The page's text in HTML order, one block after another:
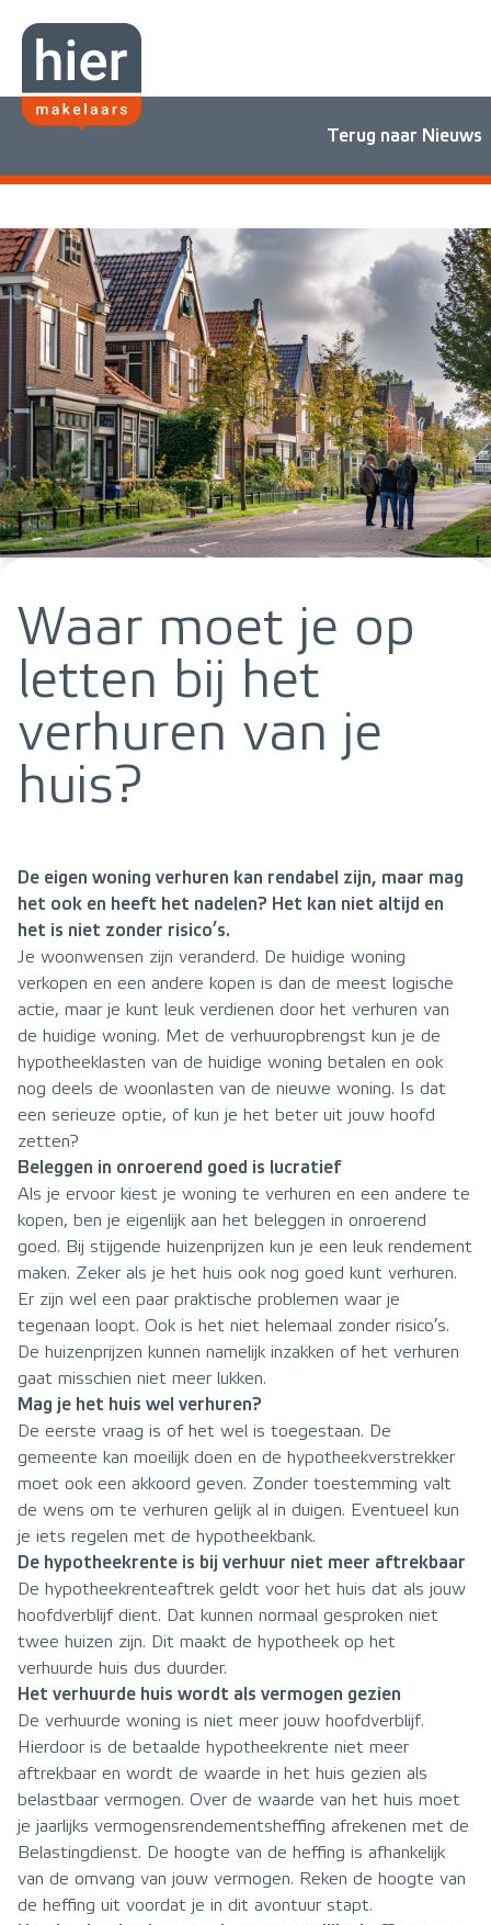
Terug naar Nieuws
Waar moet je op
letten bij het
verhuren van je
huis?
De eigen woning verhuren kan rendabel zijn, maar mag
het ook en heeft het nadelen? Het kan niet altijd en
het is niet zonder risico’s.
Je woonwensen zijn veranderd. De huidige woning
verkopen en een andere kopen is dan de meest logische
actie, maar je kunt leuk verdienen door het verhuren van
de huidige woning. Met de verhuuropbrengst kun je de
hypotheeklasten van de huidige woning betalen en ook
nog deels de woonlasten van de nieuwe woning. Is dat
een serieuze optie, of kun je het beter uit jouw hoofd
zetten?
Beleggen in onroerend goed is lucratief
Als je ervoor kiest je woning te verhuren en een andere te
kopen, ben je eigenlijk aan het beleggen in onroerend
goed. Bij stijgende huizenprijzen kun je een leuk rendement
maken. Zeker als je het huis ook nog goed kunt verhuren.
Er zijn wel een paar praktische problemen waar je
tegenaan loopt. Ook is het niet helemaal zonder risico’s.
De huizenprijzen kunnen namelijk inzakken of het verhuren
gaat misschien niet meer lukken.
Mag je het huis wel verhuren?
De eerste vraag is of het wel is toegestaan. De
gemeente kan moeilijk doen en de hypotheekverstrekker
moet ook een akkoord geven. Zonder toestemming valt
de wens om te verhuren gelijk al in duigen. Eventueel kun
je iets regelen met de hypotheekbank.
De hypotheekrente is bij verhuur niet meer aftrekbaar
De hypotheekrenteaftrek geldt voor het huis dat als jouw
hoofdverblijf dient. Dat kunnen normaal gesproken niet
twee huizen zijn. Dit maakt de hypotheek op het
verhuurde huis dus duurder.
Het verhuurde huis wordt als vermogen gezien
De verhuurde woning is niet meer jouw hoofdverblijf.
Hierdoor is de betaalde hypotheekrente niet meer
aftrekbaar en wordt de waarde in het huis gezien als
belastbaar vermogen. Over de waarde van het huis moet
je jaarlijks vermogensrendementsheffing afrekenen met de
Belastingdienst. De hoogte van de heffing is afhankelijk
van de omvang van jouw vermogen. Reken de hoogte van
de heffing uit voordat je in dit avontuur stapt.